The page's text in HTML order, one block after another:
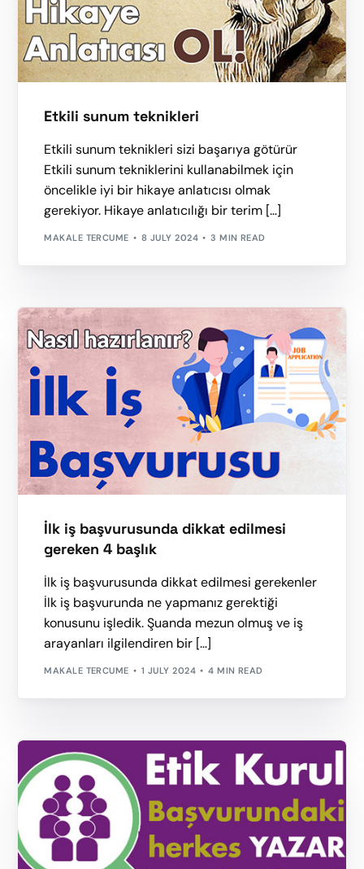
Etkili sunum teknikleri
Etkili sunum teknikleri sizi başarıya götürür
Etkili sunum tekniklerini kullanabilmek için
öncelikle iyi bir hikaye anlatıcısı olmak
gerekiyor. Hikaye anlatıcılığı bir terim […]
MAKALE TERCUME 8 JULY 2024 3 MIN READ
İlk iş başvurusunda dikkat edilmesi
gereken 4 başlık
İlk iş başvurusunda dikkat edilmesi gerekenler
İlk iş başvurunda ne yapmanız gerektiği
konusunu işledik. Şuanda mezun olmuş ve iş
arayanları ilgilendiren bir […]
MAKALE TERCUME 1 JULY 2024 4 MIN READ